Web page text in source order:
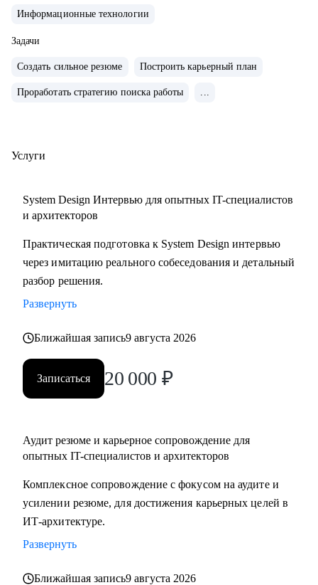
С чем помогу:
• Карьерные цели в ИТ-архитектуре
• Навыки проектирования архитектуры
• Обратная связь и мотивация
• ИТ-трансформация
Кому могу помочь:
• Техлидам/тимлидам: развитие в ИТ-архитектуре,
подготовка к собеседованиям.
• Архитекторам: карьерный рост до корпоративного
• Разработчикам: архитектурные решения.
• ИТ-руководителям: понимание роли архитектуры.
Информационные технологии
Задачи
Создать сильное резюме Построить карьерный план
Проработать стратегию поиска работы ...
Услуги
System Design Интервью для опытных IT-специалистов
и архитекторов
Практическая подготовка к System Design интервью
через имитацию реального собеседования и детальный
разбор решения.
Развернуть
Ближайшая запись9 августа 2026
Записаться 20 000 ₽
Аудит резюме и карьерное сопровождение для
опытных IT-специалистов и архитекторов
Комплексное сопровождение с фокусом на аудите и
усилении резюме, для достижения карьерных целей в
ИТ-архитектуре.
Развернуть
Ближайшая запись9 августа 2026